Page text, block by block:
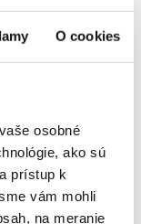
O cookies
osobné
ako sú
prístup k
vám mohli
na meranie